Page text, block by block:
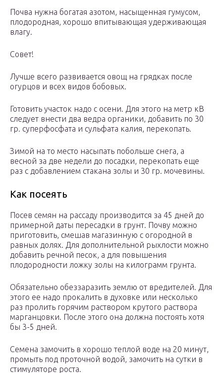
Почва нужна богатая азотом, насыщенная гумусом,
плодородная, хорошо впитывающая удерживающая
влагу.
Совет!
Лучше всего развивается овощ на грядках после
огурцов и всех видов бобовых.
Готовить участок надо с осени. Для этого на метр кВ
следует внести два ведра органики, добавить по 30
гр. суперфосфата и сульфата калия, перекопать.
Зимой на то место насыпать побольше снега, а
весной за две недели до посадки, перекопать еще
раз с добавлением стакана золы и 30 гр. мочевины.
Как посеять
Посев семян на рассаду производится за 45 дней до
примерной даты пересадки в грунт. Почву можно
приготовить, смешав магазинную с огородной в
равных долях. Для дополнительной рыхлости можно
добавить речной песок, а для повышения
плодородности ложку золы на килограмм грунта.
Обязательно обеззаразить землю от вредителей. Для
этого ее надо прокалить в духовке или несколько
раз пролить горячим раствором крутого раствора
марганцовки. После этого она должна постоять хотя
бы 3-5 дней.
Семена замочить в хорошо теплой воде на 20 минут,
промыть под проточной водой, замочить на сутки в
стимуляторе роста.